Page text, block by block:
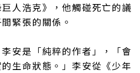
人浩克》，他觸碰死亡的議
緊張的關係。
安是「純粹的作者」，「會
生命狀態。」李安從《少年